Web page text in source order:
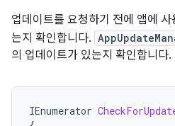
업데이트를 요청하기 전에 앱에
는지 확인합니다.
의 업데이트가 있는지 확인합니다.
IEnumerator